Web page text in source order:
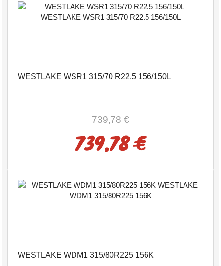
WESTLAKE WSR1 315/70 R22.5 156/150L
739,78 €
739,78 €
WESTLAKE WDM1 315/80R225 156K